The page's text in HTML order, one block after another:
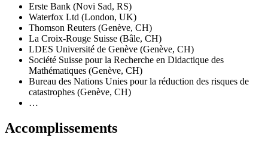
Erste Bank (Novi Sad, RS)
Waterfox Ltd (London, UK)
Thomson Reuters (Genève, CH)
La Croix-Rouge Suisse (Bâle, CH)
LDES Université de Genève (Genève, CH)
Société Suisse pour la Recherche en Didactique des
Mathématiques (Genève, CH)
Bureau des Nations Unies pour la réduction des risques de
catastrophes (Genève, CH)
…
Accomplissements